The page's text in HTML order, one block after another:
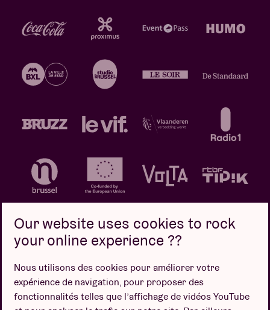
Politique de confidentialité
Politique de cookies
Conditions de vente
Design par
Our website uses cookies to rock
your online experience ??
Nous utilisons des cookies pour améliorer votre
expérience de navigation, pour proposer des
fonctionnalités telles que l’affichage de vidéos YouTube